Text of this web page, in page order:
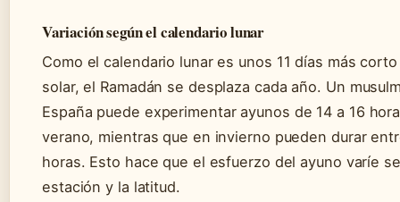
Variación según el calendario lunar
Como el calendario lunar es unos 11 días más
solar, el Ramadán se desplaza cada año. Un
España puede experimentar ayunos de 14 a 16
verano, mientras que en invierno pueden durar
horas. Esto hace que el esfuerzo del ayuno varíe
estación y la latitud.